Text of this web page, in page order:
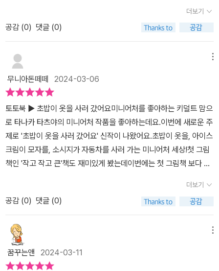
기인지 아는데 만든 행인들을 보세요. 얼마나 작은지 짐작이 가시나
요? 이렇게 작은 것들을 만들어 전시회도 연다고 해요. 2024년 3월
놀랄거에요. 책을 잠깐 볼까요?초밥이 옷을 사러 갔어요. 진짜 매장
처럼 초밥 옷을(?) 걸어놓았어요. 거울도 있고 김초밥도 있네요. 세일
하는 옷(?)도 있구요.ㅎㅎ 디테일하게 보면 옷걸이대는 이쑤시개를
잘라 붙여 만든거 같아요. 벽에 목걸이처럼 걸어놓은 건 연어알과 쪽
파로 장식했구요. 생강절임으로 꽃처럼 장식했네요. 와사비와 김, 간
장 등도 장식으로 있습니다. 옷 종류로는 참치, 연어, 참돔 등 일본 식
당가면 보이는 메뉴판도 보이고요. 그리고 거울을 자세히 보면 집게
같아요. 와~~어떻게 집게를 거울로 만들어 놨는지....그 참신함에 놀
이, 소시지, 딸기 등이 나와요. 한 장 한 장 넘기며 아이들과 즐겁게 발
견해내는 기쁨으로 천천히 봅니다. 아이들은 봐도 봐도 재미있는지
가져가서 또 보네요. 보다가 슈마이가 뭔지 몰라서 찾아보니 시오마
이라고 중국 광둥식 딤섬의 한 종류가 일본으로 건너 와 슈마이라는
이름으로 불렸다고 해요. 밀가루 반죽에 다진 돼지고기를 넣어 꽃처
럼 만들어 찐 것이라고 합니다. 여기서 다 말하지는 못하겠고 얼마나
참신한지 이 책을 통해 확인해보세요. 이 책이 너무 참신해서 타나카
을 때도 함께 출간된 그림책이 핫했다고 하는데, 이번에도 역시 전시
일정과 두번째 그림책이 함께 선을 보였다. 띠지를 보고 전시사이트
를 찾아들어갔는데 다른 사진이나 친절한 설명은 좀 없었지만, 평이
워낙 좋기도 해서 4월에 가볼까한다. (3월은 적응기간이 필요하므
로) 요즘 일본 지진으로 일본 여행을 계획하다 말았는데, 그런 아쉬움
도 달래볼 수 있지 않을까 싶다. 뭔지 모르게 아기자기한 요소들을 참
잘 만들고, 인정해주는 나라같다. ​전시도 기대되지만, 그림책의 매력
이 만만치 않다. 아마도 전시의 일부가 아닐까 싶긴한데, 초밥에 올려
진 저 맛있는 생선살이 패션이었을줄이야. 상상도 해보지 못했지만,
그의 작품은 그런 경험에서 오는 생소함마저 뛰어넘는다. 초밥, 연필,
아이스크림이 각각 어울리는 쇼핑을 나서는데, 보다가 '풉'하고 웃음
이 장소마다 터져나온다. 사진이 주는 선명함과 미니어처라는 귀여
움, 그리고 아이디어의 기발함이 어우러져 매력이 배가된다. ​미니어
처를 좋아하거나, 기발한 영감을 주는 그림책을 좋아한다면 타나카
라도 사로잡을 수 있는 강력한 매력이 있는 책이다. ​​[출판사로부터 도
서 협찬을 받았고 본인의 주관적인 견해에 의하여 작성함]
더보기
공감 (0) 댓글 (0)
무니아돈떼떼 2024-03-06
토토북 ▶ 초밥이 옷을 사러 갔어요​​미니어처를 좋아하는 키덜트 맘으
로 타나카 타츠야의 미니어처 작품을 좋아하는데요.이번에 새로운 주
제로 '초밥이 옷을 사러 갔어요' 신작이 나왔어요.​초밥이 옷을, 아이스
크림이 모자를, 소시지가 자동차를 사러 가는 미니어처 세상!첫 그림
책인 '작고 작고 큰'책도 재미있게 봤는데이번에는 첫 그림책 보다 더
석해서 유쾌하게 만든 그림책이에요초밥이 옷을 사러 갔어요.'큰맘 먹
고 비싼 걸로 사 볼까?'아이스크림이 모자를 사러 갔어요.;초코? 아니
면 녹차?'소시지가 자동차를 사러 갔어요.'너무 많아서 고르기 어렵
네.'​저마다 각자의 과정을 거쳐 지금의 모습을 갖기까지의 과정을 볼
수 있었어요.이번 그림책을 보면서 저는 아이들이 즐겨보는 브레드
이발소가 생각 나더라고요.ㅋㅋ초밥이 결국 비싸서 계란 옷을 산 것
더보기
공감 (0) 댓글 (0)
꿈꾸는앤 2024-03-11